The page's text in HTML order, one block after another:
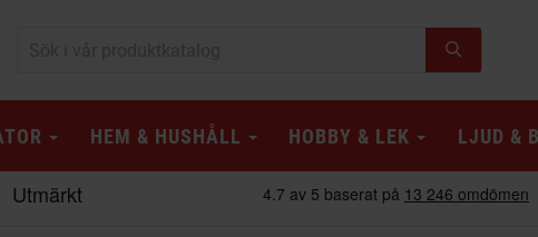
HEM & HUSHÅLL HOBBY & LEK LJUD &